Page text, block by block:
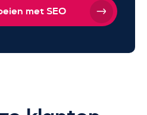
met SEO